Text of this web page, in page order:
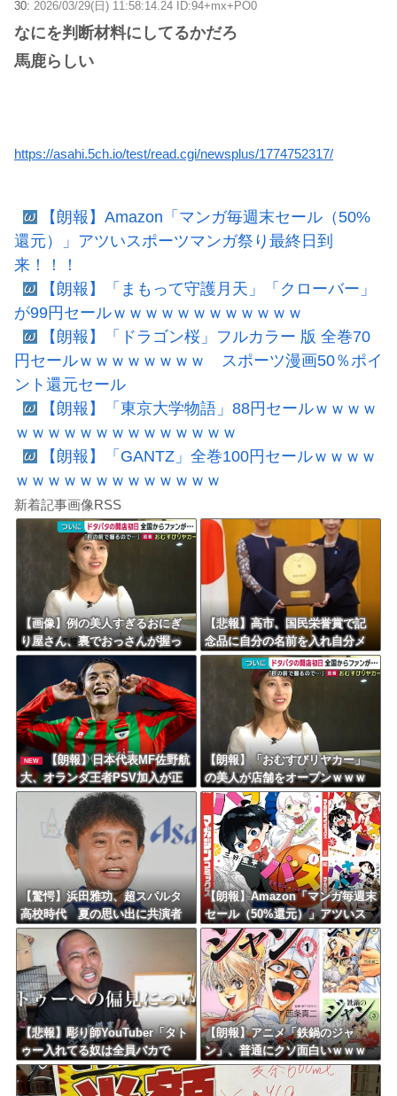
30: 2026/03/29(日) 11:58:14.24 ID:94+mx+PO0
なにを判断材料にしてるかだろ
馬鹿らしい
https://asahi.5ch.io/test/read.cgi/newsplus/1774752317/
【朗報】Amazon「マンガ毎週末セール（50%
還元）」アツいスポーツマンガ祭り最終日到
来！！！
【朗報】「まもって守護月天」「クローバー」
が99円セールｗｗｗｗｗｗｗｗｗｗｗｗ
【朗報】「ドラゴン桜」フルカラー 版 全巻70
円セールｗｗｗｗｗｗｗｗ スポーツ漫画50％ポイ
ント還元セール
【朗報】「東京大学物語」88円セールｗｗｗｗ
ｗｗｗｗｗｗｗｗｗｗｗｗｗｗ
【朗報】「GANTZ」全巻100円セールｗｗｗｗ
ｗｗｗｗｗｗｗｗｗｗｗｗｗ
新着記事画像RSS
【画像】例の美人すぎるおにぎ
り屋さん、裏でおっさんが握っ
ていたｗｗｗｗｗｗｗｗｗｗｗ
ｗｗｗｗｗｗ
【悲報】高市、国民栄誉賞で記
念品に自分の名前を入れ自分メ
インのPV撮影して炎上中w w w
w w w w w w
NEW
【朗報】日本代表MF佐野航
大、オランダ王者PSV加入が正
式決定！ NEC史上最高額の移
籍、最大約31億円か！！
【朗報】「おむすびリヤカー」
の美人が店舗をオープンｗｗｗ
ｗｗｗｗｗｗｗｗｗ
【驚愕】浜田雅功、超スパルタ
高校時代 夏の思い出に共演者
衝撃「ええ？」「それはかわい
そう」
【朗報】Amazon「マンガ毎週末
セール（50%還元）」アツいス
ポーツマンガ祭り最終日到
来！！！
【悲報】彫り師YouTuber「タト
ゥー入れてる奴は全員バカで
す。すごい民度低い」
【朗報】アニメ「鉄鍋のジャ
ン」、普通にクソ面白いｗｗｗ
ｗｗｗｗｗｗｗｗ